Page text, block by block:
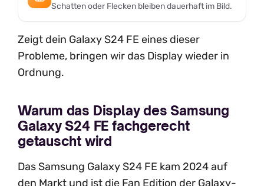
Schatten oder Flecken bleiben dauerhaft im Bild.
Zeigt dein Galaxy S24 FE eines dieser
Probleme, bringen wir das Display wieder in
Ordnung.
Warum das Display des Samsung
Galaxy S24 FE fachgerecht
getauscht wird
Das Samsung Galaxy S24 FE kam 2024 auf
den Markt und ist die Fan Edition der Galaxy-